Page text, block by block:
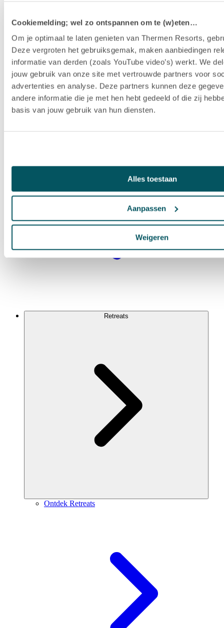
Cookiemelding; wel zo ontspannen om te (w)eten…
Om je optimaal te laten genieten van Thermen Resorts,
Deze vergroten het gebruiksgemak, maken aanbiedingen
informatie van derden (zoals YouTube video’s) werkt. We
jouw gebruik van onze site met vertrouwde partners voor
advertenties en analyse. Deze partners kunnen deze
andere informatie die je met hen hebt gedeeld of die zij
basis van jouw gebruik van hun diensten.
Alles toestaan
Aanpassen
Weigeren
Retreats
Ontdek Retreats